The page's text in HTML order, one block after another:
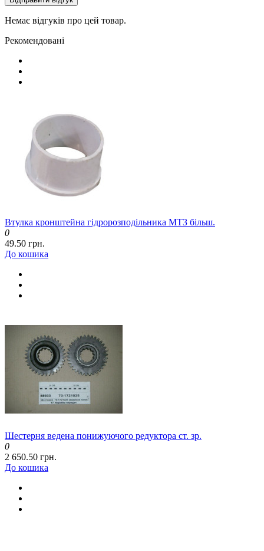
Немає відгуків про цей товар.
Рекомендовані
Втулка кронштейна гідророзподільника МТЗ більш.
0
49.50 грн.
До кошика
Шестерня ведена понижуючого редуктора ст. зр.
0
2 650.50 грн.
До кошика